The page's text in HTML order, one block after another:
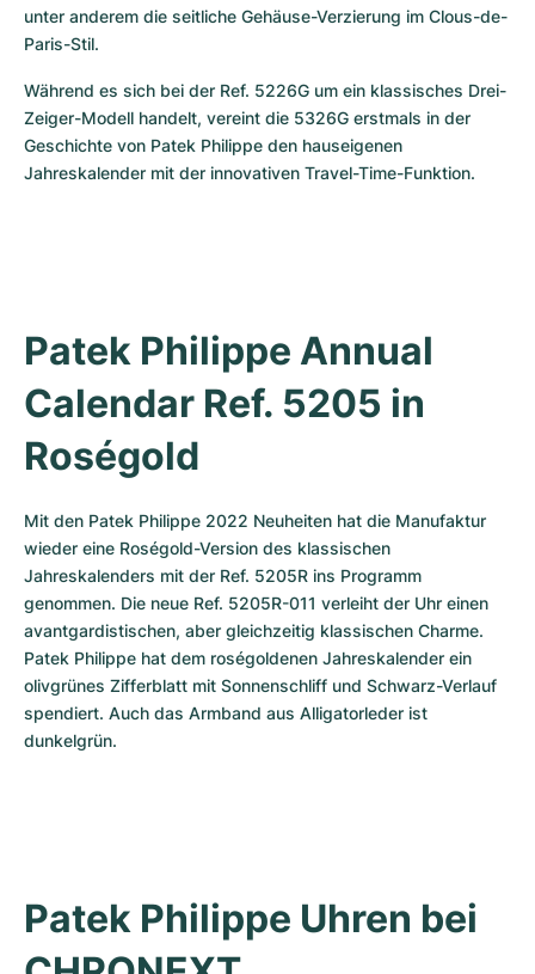
unter anderem die seitliche Gehäuse-Verzierung im Clous-de-
Paris-Stil.
Während es sich bei der Ref. 5226G um ein klassisches Drei-
Zeiger-Modell handelt, vereint die 5326G erstmals in der
Geschichte von Patek Philippe den hauseigenen
Jahreskalender mit der innovativen Travel-Time-Funktion.
Patek Philippe Annual
Calendar Ref. 5205 in
Roségold
Mit den Patek Philippe 2022 Neuheiten hat die Manufaktur
wieder eine Roségold-Version des klassischen
Jahreskalenders mit der Ref. 5205R ins Programm
genommen. Die neue Ref. 5205R-011 verleiht der Uhr einen
avantgardistischen, aber gleichzeitig klassischen Charme.
Patek Philippe hat dem roségoldenen Jahreskalender ein
olivgrünes Zifferblatt mit Sonnenschliff und Schwarz-Verlauf
spendiert. Auch das Armband aus Alligatorleder ist
dunkelgrün.
Patek Philippe Uhren bei